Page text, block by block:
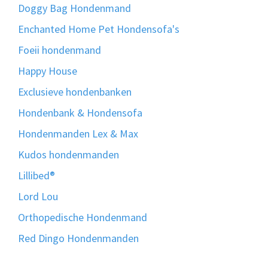
Doggy Bag Hondenmand
Enchanted Home Pet Hondensofa's
Foeii hondenmand
Happy House
Exclusieve hondenbanken
Hondenbank & Hondensofa
Hondenmanden Lex & Max
Kudos hondenmanden
Lillibed®
Lord Lou
Orthopedische Hondenmand
Red Dingo Hondenmanden